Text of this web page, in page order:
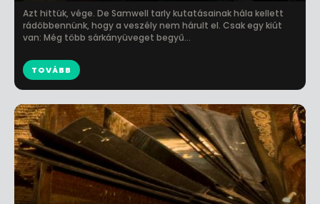
Azt hittük, vége. De Samwell tarly kutatásainak hála kellett
rádöbbennünk, hogy a veszély nem hárult el. Csak egy kiút
van: Még több sárkányüveget begyű...
TOVÁBB